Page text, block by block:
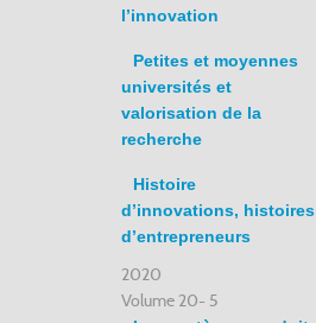
l’innovation
Petites et moyennes
universités et
valorisation de la
recherche
Histoire
d’innovations, histoires
d’entrepreneurs
2020
Volume 20- 5